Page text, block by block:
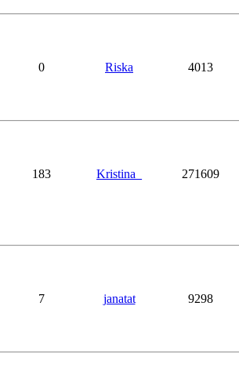
0 Riska 4013
183 Kristina_ 271609
7 janatat 9298